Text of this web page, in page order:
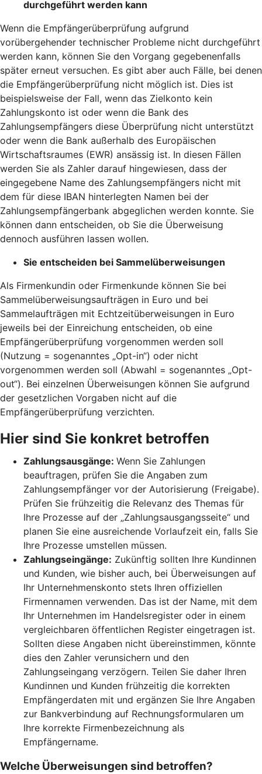
durchgeführt werden kann
Wenn die Empfängerüberprüfung aufgrund
vorübergehender technischer Probleme nicht durchgeführt
werden kann, können Sie den Vorgang gegebenenfalls
später erneut versuchen. Es gibt aber auch Fälle, bei denen
die Empfängerüberprüfung nicht möglich ist. Dies ist
beispielsweise der Fall, wenn das Zielkonto kein
Zahlungskonto ist oder wenn die Bank des
Zahlungsempfängers diese Überprüfung nicht unterstützt
oder wenn die Bank außerhalb des Europäischen
Wirtschaftsraumes (EWR) ansässig ist. In diesen Fällen
werden Sie als Zahler darauf hingewiesen, dass der
eingegebene Name des Zahlungsempfängers nicht mit
dem für diese IBAN hinterlegten Namen bei der
Zahlungsempfängerbank abgeglichen werden konnte. Sie
können dann entscheiden, ob Sie die Überweisung
dennoch ausführen lassen wollen.
Sie entscheiden bei Sammelüberweisungen
Als Firmenkundin oder Firmenkunde können Sie bei
Sammelüberweisungsaufträgen in Euro und bei
Sammelaufträgen mit Echtzeitüberweisungen in Euro
jeweils bei der Einreichung entscheiden, ob eine
Empfängerüberprüfung vorgenommen werden soll
(Nutzung = sogenanntes „Opt-in“) oder nicht
vorgenommen werden soll (Abwahl = sogenanntes „Opt-
out“). Bei einzelnen Überweisungen können Sie aufgrund
der gesetzlichen Vorgaben nicht auf die
Empfängerüberprüfung verzichten.
Hier sind Sie konkret betroffen
Zahlungsausgänge: Wenn Sie Zahlungen
beauftragen, prüfen Sie die Angaben zum
Zahlungsempfänger vor der Autorisierung (Freigabe).
Prüfen Sie frühzeitig die Relevanz des Themas für
Ihre Prozesse auf der „Zahlungsausgangsseite“ und
planen Sie eine ausreichende Vorlaufzeit ein, falls Sie
Ihre Prozesse umstellen müssen.
Zahlungseingänge: Zukünftig sollten Ihre Kundinnen
und Kunden, wie bisher auch, bei Überweisungen auf
Ihr Unternehmenskonto stets Ihren offiziellen
Firmennamen verwenden. Das ist der Name, mit dem
Ihr Unternehmen im Handelsregister oder in einem
vergleichbaren öffentlichen Register eingetragen ist.
Sollten diese Angaben nicht übereinstimmen, könnte
dies den Zahler verunsichern und den
Zahlungseingang verzögern. Teilen Sie daher Ihren
Kundinnen und Kunden frühzeitig die korrekten
Empfängerdaten mit und ergänzen Sie Ihre Angaben
zur Bankverbindung auf Rechnungsformularen um
Ihre korrekte Firmenbezeichnung als
Empfängername.
Welche Überweisungen sind betroffen?